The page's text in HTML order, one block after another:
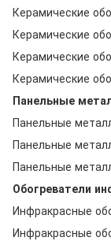
Керамические
Керамические
Керамические
Керамические
Панельные
Панельные
Панельные
Панельные
Обогреватели
Инфракрасные
Инфракрасные